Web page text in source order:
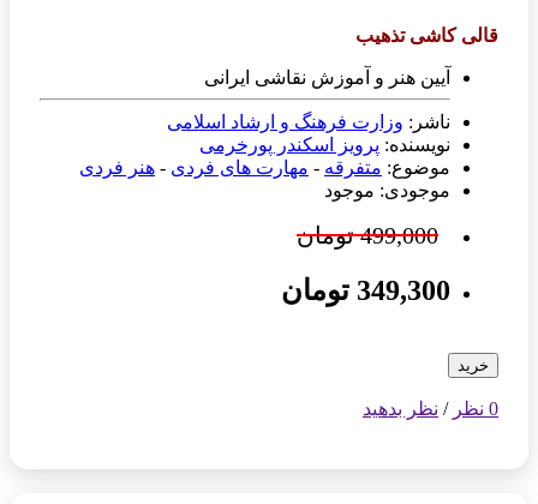
قالی کاشی تذهیب
آیین هنر و آموزش نقاشی ایرانی
ناشر: وزارت فرهنگ و ارشاد اسلامی
نویسنده: پرویز اسکندر پورخرمی
موضوع: متفرقه - مهارت های فردی - هنر فردی
موجودی: موجود
499,000 تومان
349,300 تومان
خرید
0 نظر / نظر بدهید